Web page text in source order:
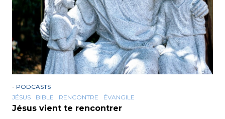
- PODCASTS
JÉSUS
BIBLE RENCONTRE ÉVANGILE
Jésus vient te rencontrer